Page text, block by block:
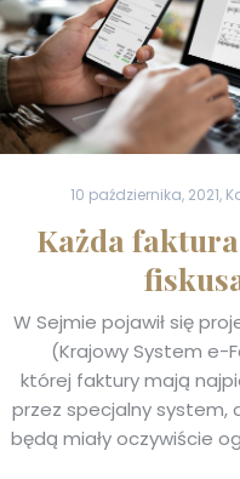
10 października, 2021,
Każda
W Sejmie pojawił się
(Krajowy System e-
której faktury mają
przez specjalny system,
będą miały oczywiście